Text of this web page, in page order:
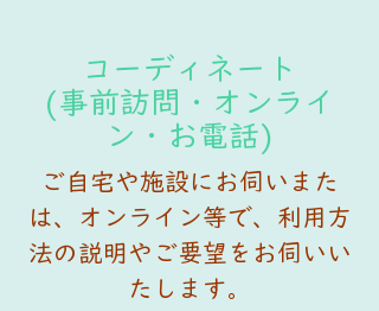
コーディネート
(事前訪問・オンライ
ン・お電話)
ご自宅や施設にお伺いまた
は、オンライン等で、利用方
法の説明やご要望をお伺いい
たします。